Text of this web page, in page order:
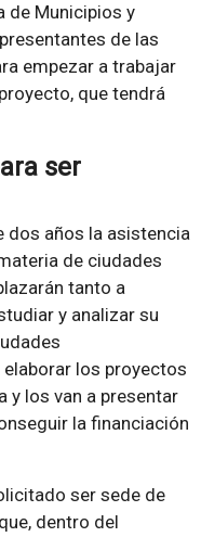
de Municipios y
de las
empezar a trabajar
que tendrá
ser
dos años la asistencia
de ciudades
tanto a
y analizar su
los proyectos
y los van a presentar
la financiación
ser sede de
dentro del